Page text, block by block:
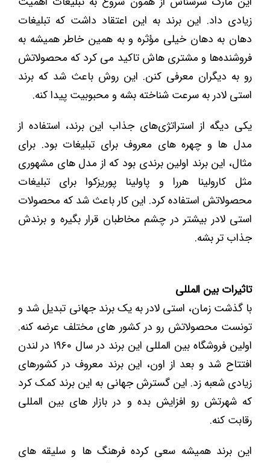
زیادی داد. این برند به این اعتقاد داشت که تبلیغات
دهان به دهان خیلی مؤثره و به همین خاطر همیشه به
فروشنده‌ها و مشتری ‌هاش تاکید می کرد که محصولاتش
رو به دیگران معرفی کنن. این روش باعث شد که برند
استی لادر به سرعت شناخته بشه و محبوبیت پیدا کنه.
یکی دیگه از استراتژی‌های جذاب این برند، استفاده از
مدل ‌ها و چهره‌ های معروف برای تبلیغات بود. برای
مثال، این برند اولین برندی بود که از مدل ‌های مشهوری
مثل کارولینا هررا و پاولینا پوریزکوا برای تبلیغات
محصولاتش استفاده کرد. این کار باعث شد که محصولات
استی لادر بیشتر در چشم مخاطبان قرار بگیره و برندش
جذاب ‌تر بشه.
تاثیرات بین المللی
با گذشت زمان، استی لادر به یک برند جهانی تبدیل شد و
تونست محصولاتش رو در کشور های مختلف عرضه کنه.
اولین فروشگاه بین ‌المللی این برند در سال ۱۹۶۰ در لندن
افتتاح شد و بعد از اون، این برند معروف در کشورهای
زیادی شعبه زد. این گسترش جهانی به این برند کمک کرد
که شهرتش رو افزایش بده و در بازار های بین ‌المللی
رقابت کنه.
این برند همیشه سعی کرده فرهنگ‌ ها و سلیقه ‌های